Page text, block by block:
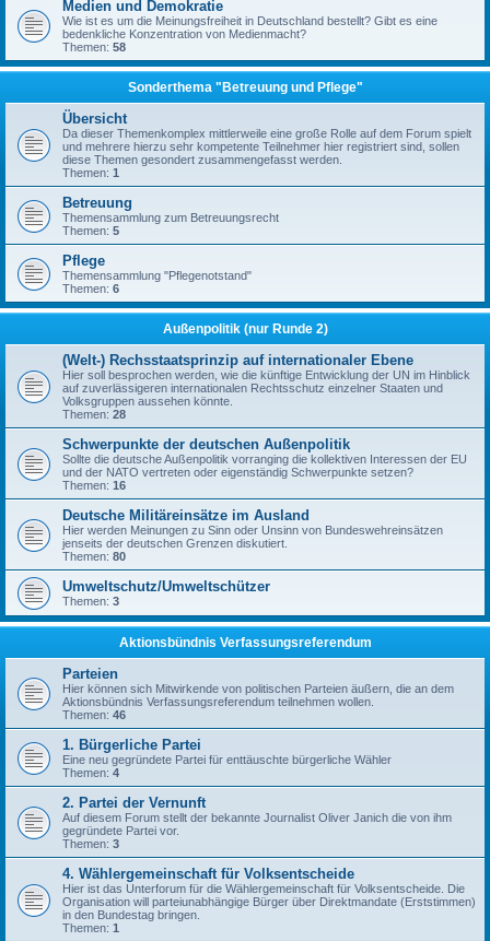
Medien und Demokratie
Wie ist es um die Meinungsfreiheit in Deutschland bestellt? Gibt es eine
bedenkliche Konzentration von Medienmacht?
Themen: 58
Sonderthema "Betreuung und Pflege"
Übersicht
Da dieser Themenkomplex mittlerweile eine große Rolle auf dem Forum spielt
und mehrere hierzu sehr kompetente Teilnehmer hier registriert sind, sollen
diese Themen gesondert zusammengefasst werden.
Themen: 1
Betreuung
Themensammlung zum Betreuungsrecht
Themen: 5
Pflege
Themensammlung "Pflegenotstand"
Themen: 6
Außenpolitik (nur Runde 2)
(Welt-) Rechsstaatsprinzip auf internationaler Ebene
Hier soll besprochen werden, wie die künftige Entwicklung der UN im Hinblick
auf zuverlässigeren internationalen Rechtsschutz einzelner Staaten und
Volksgruppen aussehen könnte.
Themen: 28
Schwerpunkte der deutschen Außenpolitik
Sollte die deutsche Außenpolitik vorranging die kollektiven Interessen der EU
und der NATO vertreten oder eigenständig Schwerpunkte setzen?
Themen: 16
Deutsche Militäreinsätze im Ausland
Hier werden Meinungen zu Sinn oder Unsinn von Bundeswehreinsätzen
jenseits der deutschen Grenzen diskutiert.
Themen: 80
Umweltschutz/Umweltschützer
Themen: 3
Aktionsbündnis Verfassungsreferendum
Parteien
Hier können sich Mitwirkende von politischen Parteien äußern, die an dem
Aktionsbündnis Verfassungsreferendum teilnehmen wollen.
Themen: 46
1. Bürgerliche Partei
Eine neu gegründete Partei für enttäuschte bürgerliche Wähler
Themen: 4
2. Partei der Vernunft
Auf diesem Forum stellt der bekannte Journalist Oliver Janich die von ihm
gegründete Partei vor.
Themen: 3
4. Wählergemeinschaft für Volksentscheide
Hier ist das Unterforum für die Wählergemeinschaft für Volksentscheide. Die
Organisation will parteiunabhängige Bürger über Direktmandate (Erststimmen)
in den Bundestag bringen.
Themen: 1